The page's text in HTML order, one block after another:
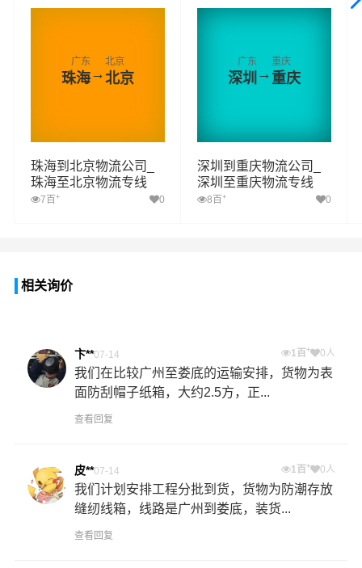
广东
珠海→
北京
北京
珠海到北京物流公司_
珠海至北京物流专线
7百 + 0
广东
深圳→
重庆
重庆
深圳到重庆物流公司_
深圳至重庆物流专线
8百 + 0
相关询价
卞**07-14 1百+ 0人
我们在比较广州至娄底的运输安排，货物为表
面防刮帽子纸箱，大约2.5方，正...
查看回复
皮**07-14 1百+ 0人
我们计划安排工程分批到货，货物为防潮存放
缝纫线箱，线路是广州到娄底，装货...
查看回复